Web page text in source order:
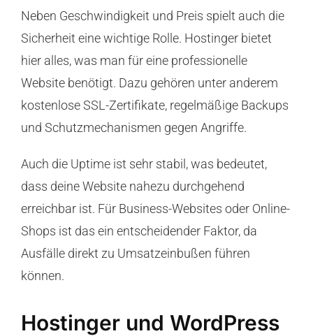
Neben Geschwindigkeit und Preis spielt auch die
Sicherheit eine wichtige Rolle. Hostinger bietet
hier alles, was man für eine professionelle
Website benötigt. Dazu gehören unter anderem
kostenlose SSL-Zertifikate, regelmäßige Backups
und Schutzmechanismen gegen Angriffe.
Auch die Uptime ist sehr stabil, was bedeutet,
dass deine Website nahezu durchgehend
erreichbar ist. Für Business-Websites oder Online-
Shops ist das ein entscheidender Faktor, da
Ausfälle direkt zu Umsatzeinbußen führen
können.
Hostinger und WordPress